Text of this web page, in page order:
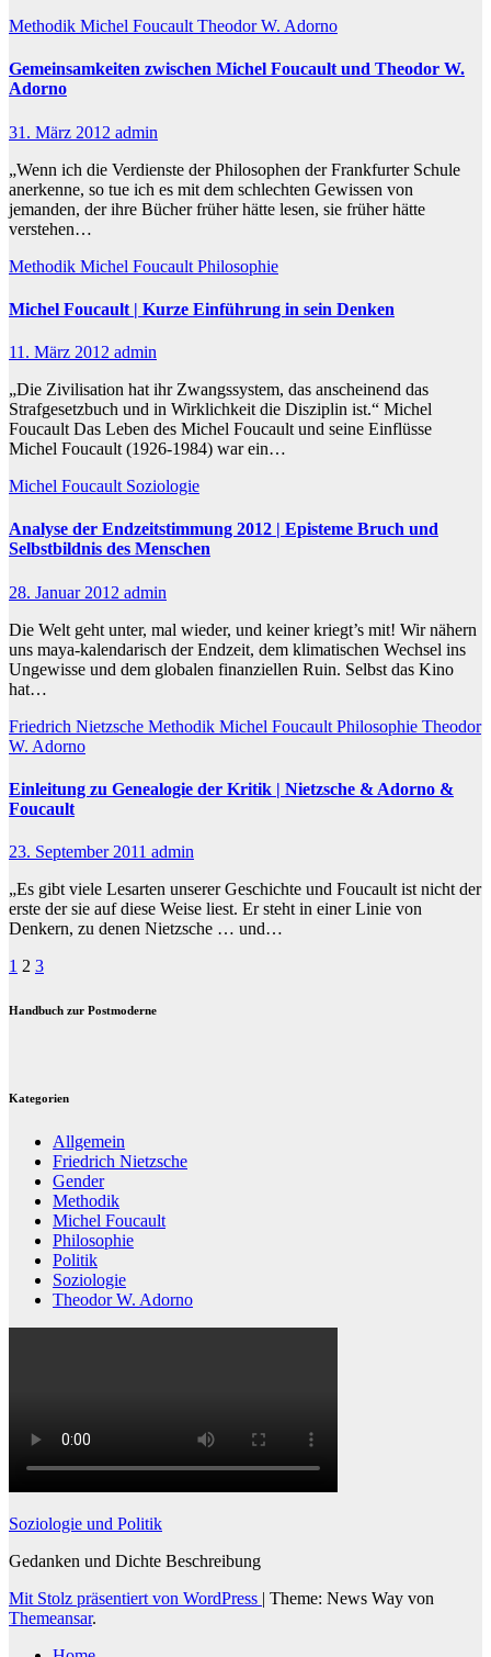
Methodik Michel Foucault Theodor W. Adorno
Gemeinsamkeiten zwischen Michel Foucault und Theodor W.
Adorno
31. März 2012 admin
„Wenn ich die Verdienste der Philosophen der Frankfurter Schule
anerkenne, so tue ich es mit dem schlechten Gewissen von
jemanden, der ihre Bücher früher hätte lesen, sie früher hätte
verstehen…
Methodik Michel Foucault Philosophie
Michel Foucault | Kurze Einführung in sein Denken
11. März 2012 admin
„Die Zivilisation hat ihr Zwangssystem, das anscheinend das
Strafgesetzbuch und in Wirklichkeit die Disziplin ist.“ Michel
Foucault Das Leben des Michel Foucault und seine Einflüsse
Michel Foucault (1926-1984) war ein…
Michel Foucault Soziologie
Analyse der Endzeitstimmung 2012 | Episteme Bruch und
Selbstbildnis des Menschen
28. Januar 2012 admin
Die Welt geht unter, mal wieder, und keiner kriegt’s mit! Wir nähern
uns maya-kalendarisch der Endzeit, dem klimatischen Wechsel ins
Ungewisse und dem globalen finanziellen Ruin. Selbst das Kino
hat…
Friedrich Nietzsche Methodik Michel Foucault Philosophie Theodor
W. Adorno
Einleitung zu Genealogie der Kritik | Nietzsche & Adorno &
Foucault
23. September 2011 admin
„Es gibt viele Lesarten unserer Geschichte und Foucault ist nicht der
erste der sie auf diese Weise liest. Er steht in einer Linie von
Denkern, zu denen Nietzsche … und…
Beitragsnavigation
1 2 3
Handbuch zur Postmoderne
Kategorien
Allgemein
Friedrich Nietzsche
Gender
Methodik
Michel Foucault
Philosophie
Politik
Soziologie
Theodor W. Adorno
Soziologie und Politik
Gedanken und Dichte Beschreibung
Mit Stolz präsentiert von WordPress | Theme: News Way von
Themeansar.